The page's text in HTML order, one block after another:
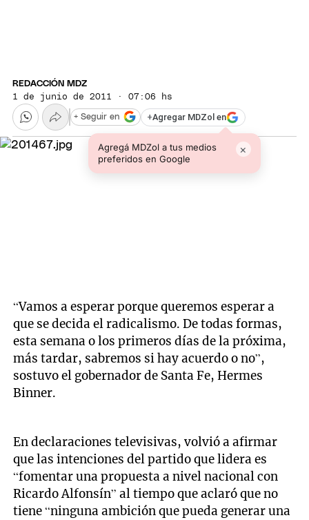
REDACCIÓN MDZ
1 de junio de 2011 · 07:06 hs
+Agregar MDZol en
Agregá MDZol a tus medios
preferidos en Google
×
+ Seguir en
“Vamos a esperar porque queremos esperar a
que se decida el radicalismo. De todas formas,
esta semana o los primeros días de la próxima,
más tardar, sabremos si hay acuerdo o no”,
sostuvo el gobernador de Santa Fe, Hermes
Binner.
En declaraciones televisivas, volvió a afirmar
que las intenciones del partido que lidera es
“fomentar una propuesta a nivel nacional con
Ricardo Alfonsín” al tiempo que aclaró que no
tiene “ninguna ambición que pueda generar una